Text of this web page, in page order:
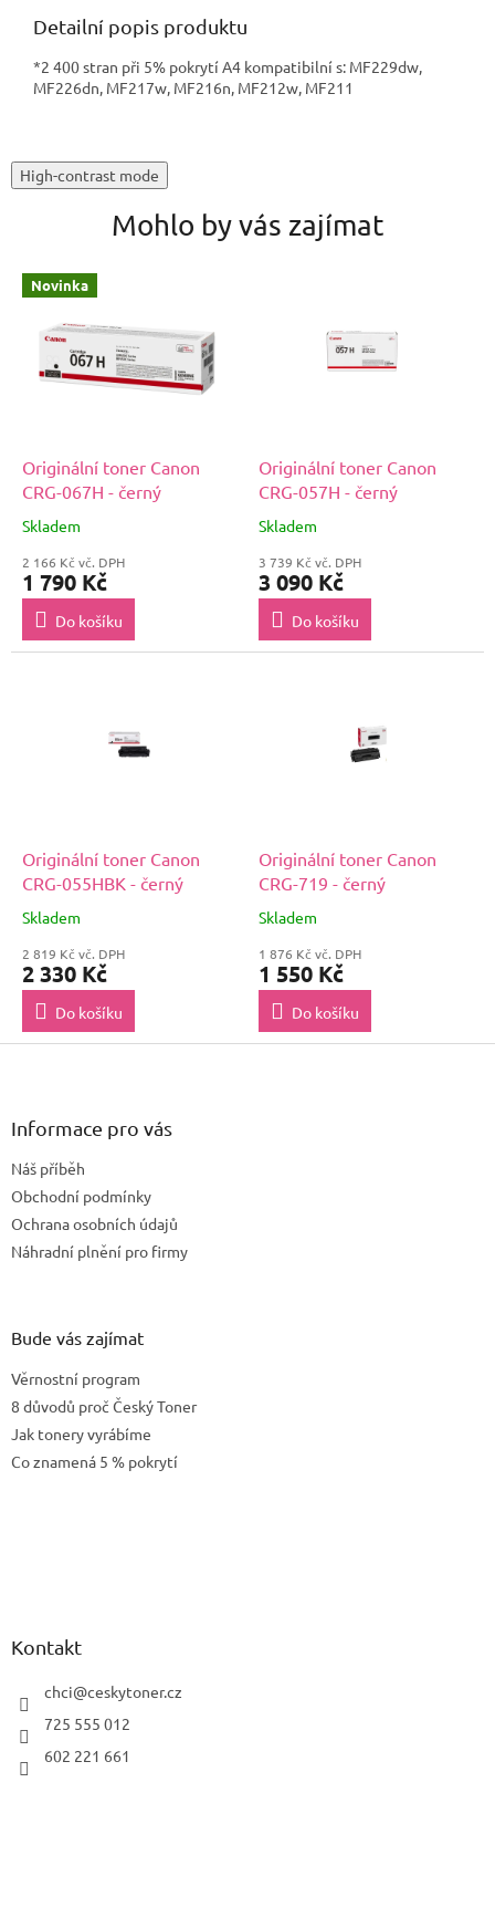
Detailní popis produktu
*2 400 stran při 5% pokrytí A4 kompatibilní s: MF229dw,
MF226dn, MF217w, MF216n, MF212w, MF211
High-contrast mode
Mohlo by vás zajímat
Novinka
Originální toner Canon
CRG-067H - černý
Skladem
2 166 Kč vč. DPH
1 790 Kč
Do košíku
Originální toner Canon
CRG-057H - černý
Skladem
3 739 Kč vč. DPH
3 090 Kč
Do košíku
Originální toner Canon
CRG-055HBK - černý
Skladem
2 819 Kč vč. DPH
2 330 Kč
Do košíku
Originální toner Canon
CRG-719 - černý
Skladem
1 876 Kč vč. DPH
1 550 Kč
Do košíku
Z
Informace pro vás
Náš příběh
Obchodní podmínky
Ochrana osobních údajů
Náhradní plnění pro firmy
Bude vás zajímat
Věrnostní program
8 důvodů proč Český Toner
Jak tonery vyrábíme
Co znamená 5 % pokrytí
Kontakt
chci@ceskytoner.cz
725 555 012
602 221 661